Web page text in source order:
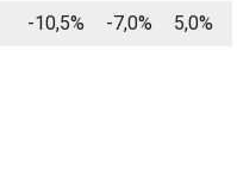
-10,5% -7,0% 5,0%